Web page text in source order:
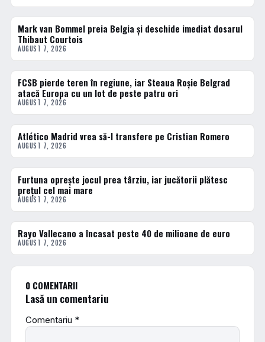
FOTBAL EXTERN
Mark van Bommel preia Belgia și deschide imediat dosarul
Thibaut Courtois
AUGUST 7, 2026
FOTBAL EXTERN
FCSB pierde teren în regiune, iar Steaua Roșie Belgrad
atacă Europa cu un lot de peste patru ori
AUGUST 7, 2026
FOTBAL EXTERN
Atlético Madrid vrea să-l transfere pe Cristian Romero
AUGUST 7, 2026
FOTBAL EXTERN
Furtuna oprește jocul prea târziu, iar jucătorii plătesc
prețul cel mai mare
AUGUST 7, 2026
FOTBAL EXTERN
Rayo Vallecano a încasat peste 40 de milioane de euro
AUGUST 7, 2026
0 COMENTARII
Lasă un comentariu
Comentariu *